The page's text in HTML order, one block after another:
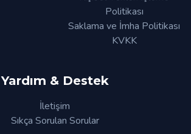
Politikası
Saklama ve İmha Politikası
KVKK
Yardım & Destek
İletişim
Sıkça Sorulan Sorular